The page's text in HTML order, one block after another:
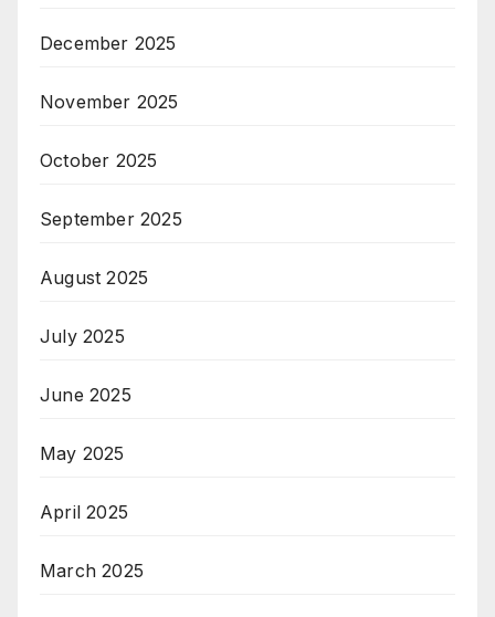
December 2025
November 2025
October 2025
September 2025
August 2025
July 2025
June 2025
May 2025
April 2025
March 2025